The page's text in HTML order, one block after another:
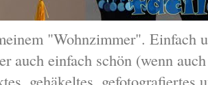
"Wohnzimmer". Einfach
auch einfach schön (wenn